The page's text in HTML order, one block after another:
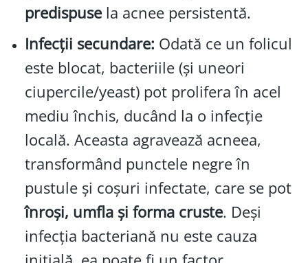
predispusela acnee persistentă.
Infecții secundare: Odată ce un folicul
este blocat, bacteriile (și uneori
ciupercile/yeast) pot prolifera în acel
mediu închis, ducând la o infecție
locală. Aceasta agravează acneea,
transformând punctele negre în
pustule și coșuri infectate, care se pot
înroși, umfla și forma cruste. Deși
infecția bacteriană nu este cauza